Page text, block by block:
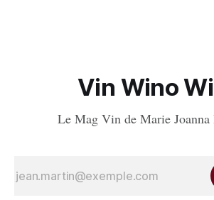
Vin Wino
Le Mag Vin de Marie Joanna